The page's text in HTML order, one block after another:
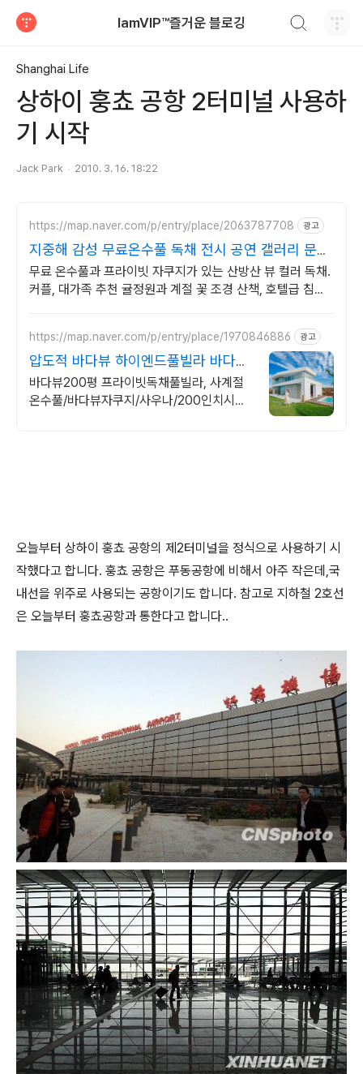
IamVIP™즐거운 블로깅
Shanghai Life
상하이 훙쵸 공항 2터미널 사용하
기 시작
Jack Park 2010. 3. 16. 18:22
https://map.naver.com/p/entry/place/2063787708 광고
지중해 감성 무료온수풀 독채 전시 공연 갤러리 문화
공간
무료 온수풀과 프라이빗 자쿠지가 있는 산방산 뷰 컬러 독채.
커플, 대가족 추천 귤정원과 계절 꽃 조경 산책, 호텔급 침구
https://map.naver.com/p/entry/place/1970846886 광고
압도적 바다뷰 하이엔드풀빌라 바다뷰
자쿠지 상시 무료
바다뷰200평 프라이빗독채풀빌라, 사계절
온수풀/바다뷰자쿠지/사우나/200인치시네
오늘부터 상하이 훙쵸 공항의 제2터미널을 정식으로 사용하기 시
작했다고 합니다. 훙쵸 공항은 푸동공항에 비해서 아주 작은데,국
내선을 위주로 사용되는 공항이기도 합니다. 참고로 지하철 2호선
은 오늘부터 훙쵸공항과 통한다고 합니다..